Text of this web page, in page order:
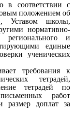
в соответствии с
положением об
Уставом школы,
нормативно-
регионального и
единые
ученических
требования к
тетрадей,
тетрадей по
работ
размер доплат за